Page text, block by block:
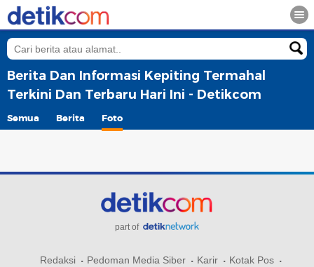
Berita Dan Informasi Kepiting Termahal
Terkini Dan Terbaru Hari Ini - Detikcom
Semua Berita Foto
part of
Redaksi Pedoman Media Siber Karir
Kotak Pos